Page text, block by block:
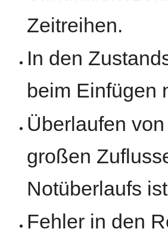
Zeitreihen.
In den
beim Einfügen
Überlaufen
großen
Notüberlaufs
Fehler in den